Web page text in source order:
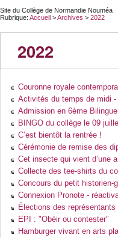
Site du Collège de Normandie Nouméa
Rubrique: Accueil >Archives > 2022
2022
Couronne royale
Activités du temps de midi -
Admission en 6ème
BINGO du collège le 09
C’est bientôt la rentrée !
Cérémonie de remise des
Cet insecte qui vient d’une
Collecte des tee-shirts du
Concours du petit historien-
Connexion Pronote -
Élections des
EPI : "Obéir ou contester"
Hamburger vivant en arts